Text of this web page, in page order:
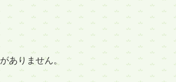
ありません。